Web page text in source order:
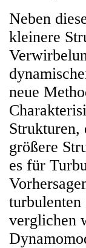
Neben
kleinere
neue
Strukturen,
größere
es für
verglichen